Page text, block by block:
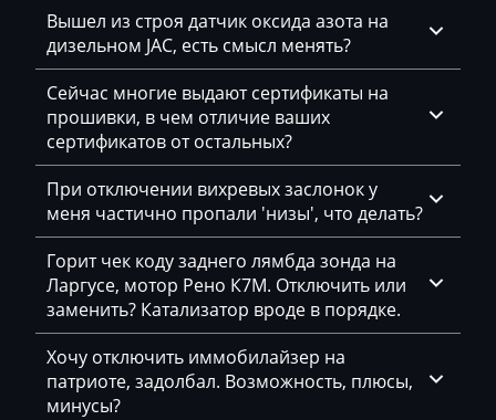
Manitou
Maserati
MasseyFerguson
Maxus
Mazda
McCloskey
McCormick
Mecalac
Mercedes-Benz
Mercury
Вышел из строя датчик оксида азота на
дизельном JAC, есть смысл менять?
Сейчас многие выдают сертификаты на
прошивки, в чем отличие ваших
сертификатов от остальных?
При отключении вихревых заслонок у
меня частично пропали 'низы', что делать?
Горит чек коду заднего лямбда зонда на
Ларгусе, мотор Рено К7М. Отключить или
заменить? Катализатор вроде в порядке.
Хочу отключить иммобилайзер на
патриоте, задолбал. Возможность, плюсы,
минусы?